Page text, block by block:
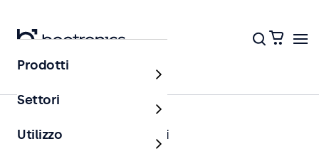
Touchscreen
Touchscreen da 13 pollici
Prodotti
Settori
Utilizzo